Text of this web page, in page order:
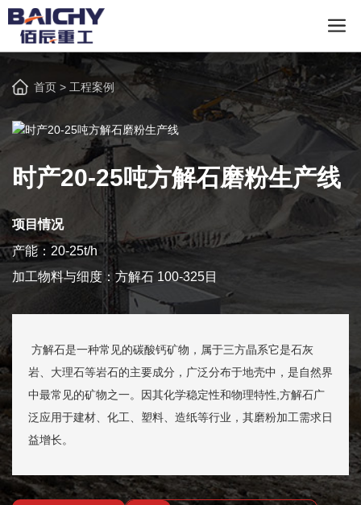
首页 > 工程案例
时产20-25吨方解石磨粉生产线
项目情况
产能：20-25t/h
加工物料与细度：方解石 100-325目
方解石是一种常见的碳酸钙矿物，属于三方晶系它是石灰
岩、大理石等岩石的主要成分，广泛分布于地壳中，是自然界
中最常见的矿物之一。因其化学稳定性和物理特性,方解石广
泛应用于建材、化工、塑料、造纸等行业，其磨粉加工需求日
益增长。